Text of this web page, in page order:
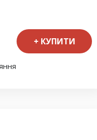
КУПИТИ